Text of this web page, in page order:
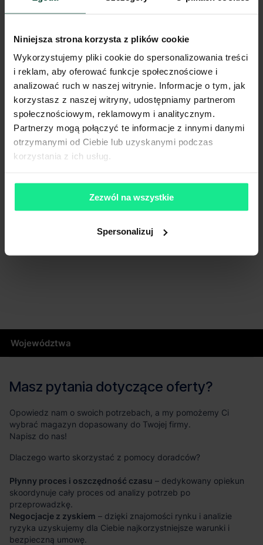
Niniejsza strona korzysta z plików cookie
Wykorzystujemy pliki cookie do spersonalizowania treści
i reklam, aby oferować funkcje społecznościowe i
analizować ruch w naszej witrynie. Informacje o tym, jak
korzystasz z naszej witryny, udostępniamy partnerom
społecznościowym, reklamowym i analitycznym.
Partnerzy mogą połączyć te informacje z innymi danymi
otrzymanymi od Ciebie lub uzyskanymi podczas
korzystania z ich usług.
Zezwól na wszystkie
Spersonalizuj
Ogłoszenia, cenniki i inne informacje zawarte na stronie internetowej
mogą się różnić od danych rzeczywistych. Publikacja ogłoszenia nie
dostępności odbywa się po wysłaniu formularza kontaktowego.
Województwa
Masz pytania dotyczące oferty?
Opowiedz nam o swoich potrzebach, a my pomożemy Ci
wybrać magazyn dopasowany do Twojej firmy.
Napisz do nas!
Dlaczego warto skorzystać z pomocy doradców?
Płynny proces i oszczędność czasu – dedykowany opiekun
skoordynuje cały proces od analizy potrzeb po
przeprowadzkę.
Negocjacje z zyskiem – dzięki znajomości rynku i analizie
ryzyka uzyskujemy dla Ciebie najkorzystniejsze warunki i
bezpieczną umowę.